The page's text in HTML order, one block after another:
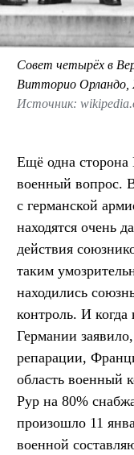
Совет четырёх в
Витторио Орландо,
Источник:
Ещё одна сторона
военный вопрос.
с германской
находятся очень
действия
таким
находились
контроль. И когда
Германии
репарации,
область военный
Рур на 80%
произошло 11
военной